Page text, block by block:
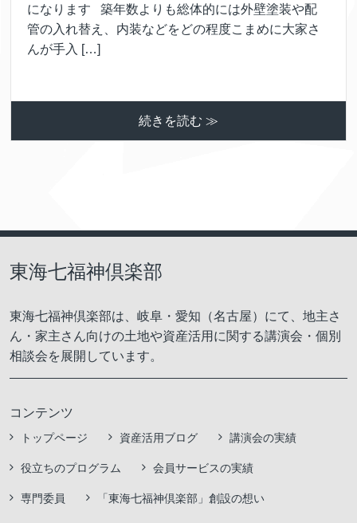
になります 築年数よりも総体的には外壁塗装や配
管の入れ替え、内装などをどの程度こまめに大家さ
んが手入 […]
続きを読む ≫
東海七福神倶楽部
東海七福神倶楽部は、岐阜・愛知（名古屋）にて、地主さ
ん・家主さん向けの土地や資産活用に関する講演会・個別
相談会を展開しています。
コンテンツ
トップページ 資産活用ブログ 講演会の実績
役立ちのプログラム 会員サービスの実績
専門委員 「東海七福神倶楽部」創設の想い